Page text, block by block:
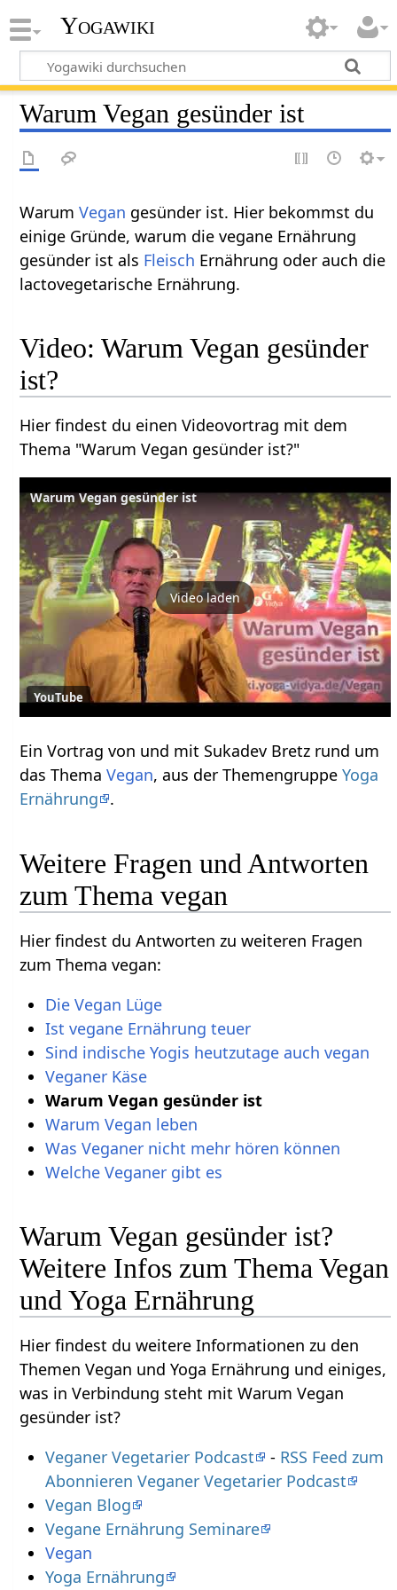
Yogawiki
Warum Vegan gesünder ist
WarumVegan gesünder ist. Hier bekommst du
einige Gründe, warum die vegane Ernährung
gesünder ist als Fleisch Ernährung oder auch die
lactovegetarische Ernährung.
Video: Warum Vegan gesünder
ist?
Hier findest du einen Videovortrag mit dem
Thema "Warum Vegan gesünder ist?"
Warum Vegan gesünder ist
Video laden
YouTube
Ein Vortrag von und mit Sukadev Bretz rund um
das ThemaVegan, aus der ThemengruppeYoga
Ernährung
.
Weitere Fragen und Antworten
zum Thema vegan
Hier findest du Antworten zu weiteren Fragen
zum Thema vegan:
Die Vegan Lüge
Ist vegane Ernährung teuer
Sind indische Yogis heutzutage auch vegan
Veganer Käse
Warum Vegan gesünder ist
Warum Vegan leben
Was Veganer nicht mehr hören können
Welche Veganer gibt es
Warum Vegan gesünder ist?
Weitere Infos zum Thema Vegan
und Yoga Ernährung
Hier findest du weitere Informationen zu den
Themen Vegan und Yoga Ernährung und einiges,
was in Verbindung steht mit Warum Vegan
gesünder ist?
Veganer Vegetarier Podcast
- RSS Feed zum
Abonnieren Veganer Vegetarier Podcast
Vegan Blog
Vegane Ernährung Seminare
Vegan
Yoga Ernährung